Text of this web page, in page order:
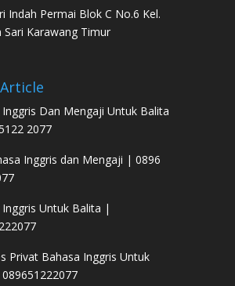
Indah Permai Blok C No.6 Kel.
Sari Karawang Timur
Inggris Dan Mengaji Untuk Balita
2077
Inggris dan Mengaji | 0896
Inggris Untuk Balita |
Privat Bahasa Inggris Untuk